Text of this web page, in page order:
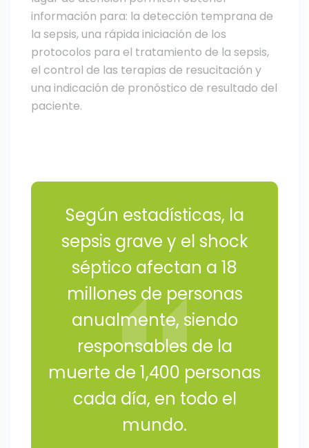
información para: la detección temprana de
la sepsis, una rápida iniciación de los
protocolos para el tratamiento de la sepsis,
el control de las terapias de resucitación y
una indicación de pronóstico de resultado del
paciente.
Según estadísticas, la
sepsis grave y el shock
séptico afectan a 18
millones de personas
anualmente, siendo
responsables de la
muerte de 1,400 personas
cada día, en todo el
mundo.